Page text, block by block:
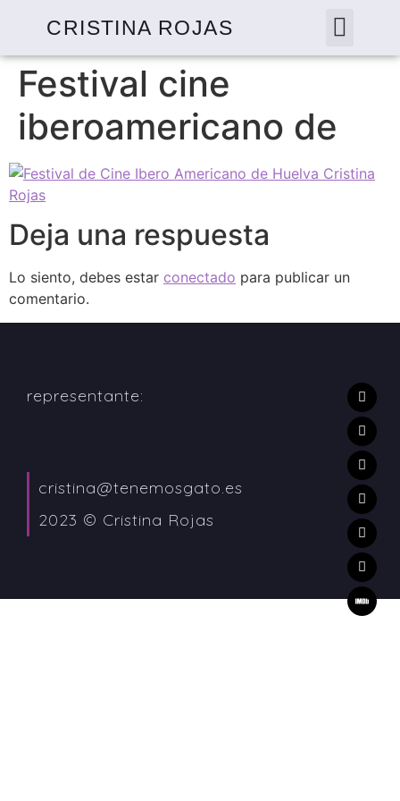
CRISTINA ROJAS
Festival cine
iberoamericano de
Deja una respuesta
Lo siento, debes estar conectado para publicar un
comentario.
representante:
cristina@tenemosgato.es
2023 © Cristina Rojas